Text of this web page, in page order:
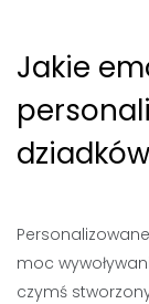
Jakie
dziadków
moc
czymś